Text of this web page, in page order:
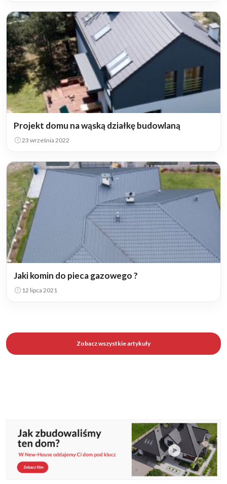
Projekt domu na wąską działkę budowlaną
23 września 2022
Jaki komin do pieca gazowego ?
12 lipca 2021
Zobacz wszystkie artykuły